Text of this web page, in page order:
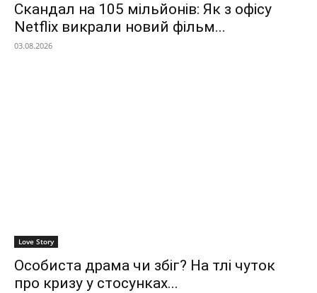
Скандал на 105 мільйонів: Як з офісу
Netflix викрали новий фільм...
03.08.2026
Love Story
Особиста драма чи збіг? На тлі чуток
про кризу у стосунках...